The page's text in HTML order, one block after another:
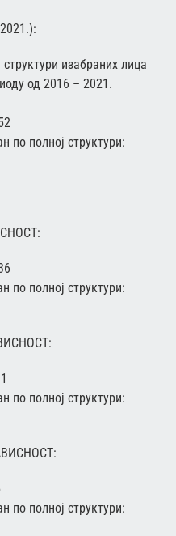
изабраних лица
од 2016 – 2021.
по полној структури:
по полној структури:
по полној структури:
по полној структури: